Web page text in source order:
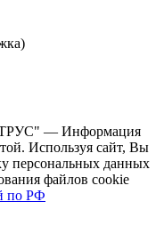
— Информация
Используя сайт, Вы
персональных данных
файлов cookie
по РФ